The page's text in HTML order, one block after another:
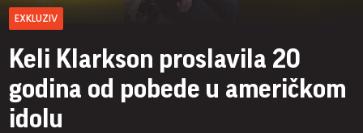
EXKLUZIV
Keli Klarkson proslavila 20
godina od pobede u američkom
idolu